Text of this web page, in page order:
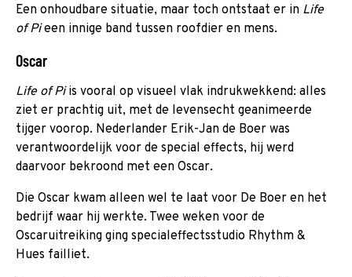
Een onhoudbare situatie, maar toch ontstaat er in Life
of Pieen innige band tussen roofdier en mens.
Oscar
Life of Piis vooral op visueel vlak indrukwekkend: alles
ziet er prachtig uit, met de levensecht geanimeerde
tijger voorop. Nederlander Erik-Jan de Boer was
verantwoordelijk voor de special effects, hij werd
daarvoor bekroond met een Oscar.
Die Oscar kwam alleen wel te laat voor De Boer en het
bedrijf waar hij werkte. Twee weken voor de
Oscaruitreiking ging specialeffectsstudio Rhythm &
Hues failliet.